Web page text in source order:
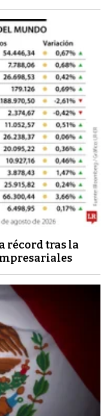
récord tras la